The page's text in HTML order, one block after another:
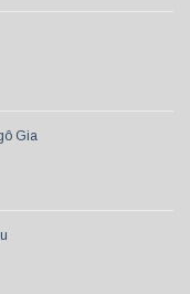
Gia